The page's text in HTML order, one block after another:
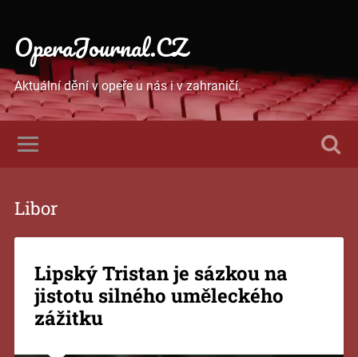
OperaJournal.CZ
Aktuální dění v opeře u nás i v zahraničí.
Libor
Lipský Tristan je sázkou na
jistotu silného uměleckého
zážitku